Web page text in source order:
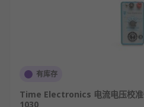
有库存
Time Electronics 电流电压校
1030